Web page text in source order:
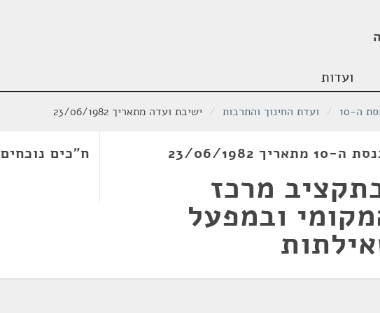
ועדות
ה-10 / ועדת החינוך והתרבות / ישיבת ועדה מתאריך 23/06/1982
23/06/1982
מרכז
ובמפעל
ח"כים נוכחים